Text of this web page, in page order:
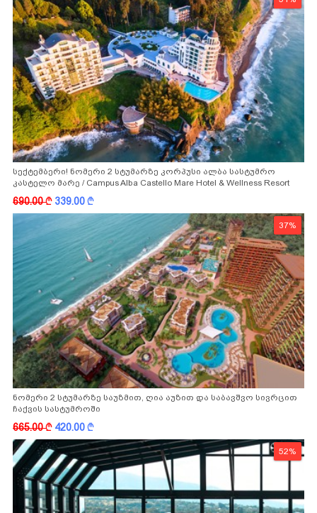
სექტემბერი! ნომერი 2 სტუმარზე კორპუსი ალბა სასტუმრო
კასტელო მარე / Campus Alba Castello Mare Hotel & Wellness Resort
-სგან!
690.00k 339.00k
37%
ნომერი 2 სტუმარზე საუზმით, ღია აუზით და საბავშვო სივრცით
ჩაქვის სასტუმროში
665.00k 420.00k
52%